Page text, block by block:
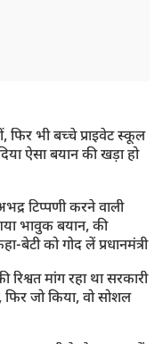
फिर भी बच्चे प्राइवेट स्कूल
ऐसा बयान की खड़ा हो
टिप्पणी करने वाली
भावुक बयान, की
बेटी को गोद लें प्रधानमंत्री
मांग रहा था सरकारी
फिर जो किया, वो सोशल